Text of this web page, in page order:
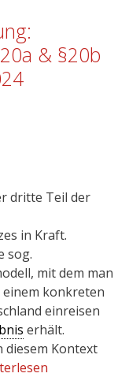
& §20b
dritte Teil der
in Kraft.
sog.
mit dem man
konkreten
einreisen
erhält.
diesem Kontext